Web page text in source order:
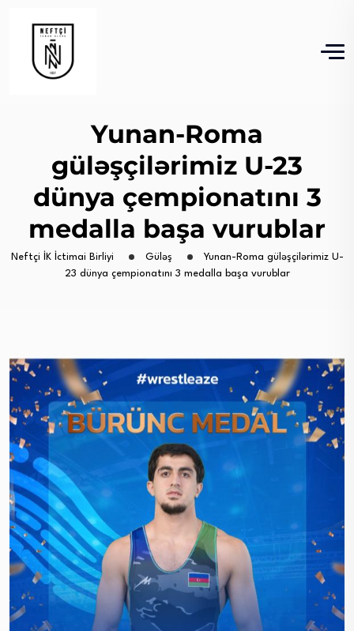
Yunan-Roma
güləşçilərimiz U-23
dünya çempionatını 3
medalla başa vurublar
Neftçi İK İctimai Birliyi Güləş
Yunan-Roma güləşçilərimiz U-
23 dünya çempionatını 3 medalla başa vurublar